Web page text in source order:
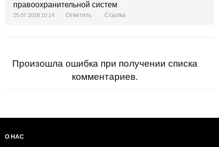
правоохранительной систем
25.07.2018 10:14 Ответить Ссылка
Произошла ошибка при получении списка
комментариев.
О НАС